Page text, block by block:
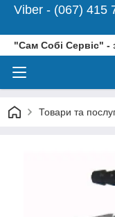
Viber - (067) 415
"Сам Собі Сервіс" -
Товари та